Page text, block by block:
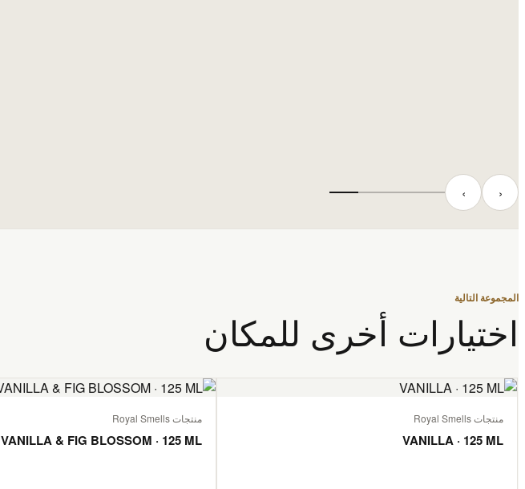
‹ ›
المجموعة التالية
اختيارات أخرى للمكان
منتجات Royal Smells
VANILLA · 125 ML
منتجات Royal Smells
VANILLA & FIG BLOSSOM · 125 ML